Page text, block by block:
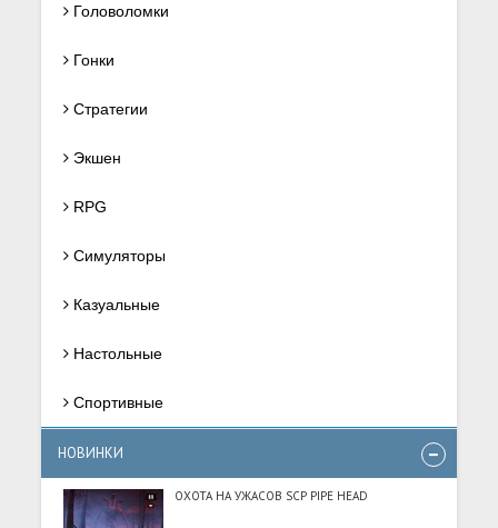
Головоломки
Гонки
Стратегии
Экшен
RPG
Симуляторы
Казуальные
Настольные
Спортивные
НОВИНКИ
ОХОТА НА УЖАСОВ SCP PIPE HEAD